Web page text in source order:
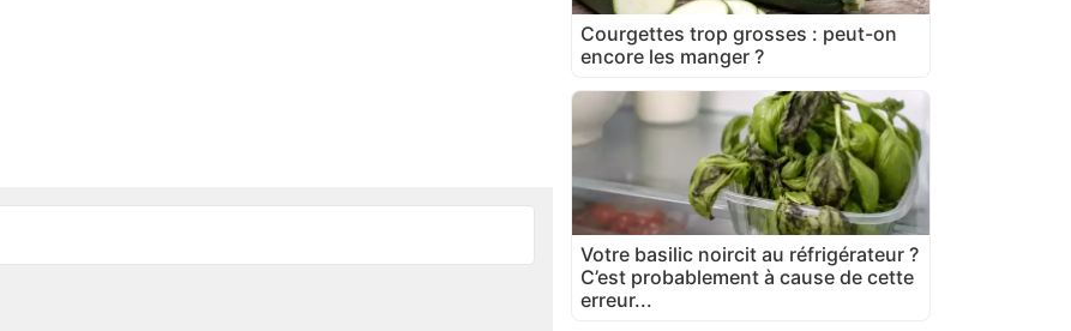
Courgettes trop grosses : peut-on
encore les manger ?
Votre basilic noircit au réfrigérateur ?
C’est probablement à cause de cette
erreur...